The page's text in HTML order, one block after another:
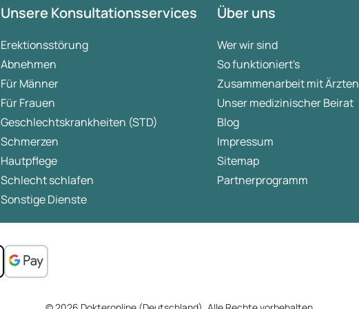
Unsere Konsultationsservices
Erektionsstörung
Abnehmen
Für Männer
Für Frauen
Geschlechtskrankheiten (STD)
Schmerzen
Hautpflege
Schlecht schlafen
Sonstige Dienste
Über uns
Wer wir sind
So funktioniert's
Zusammenarbeit mit Ärzten
Unser medizinischer Beirat
Blog
Impressum
Sitemap
Partnerprogramm